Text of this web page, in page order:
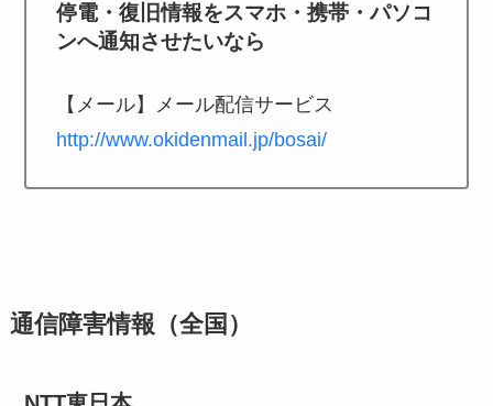
停電・復旧情報をスマホ・携帯・パソコ
ンへ通知させたいなら
【メール】メール配信サービス
http://www.okidenmail.jp/bosai/
通信障害情報（全国）